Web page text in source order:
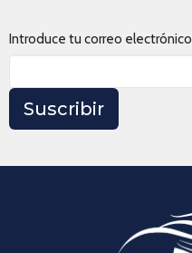
Introduce tu correo electrónico
Suscribir